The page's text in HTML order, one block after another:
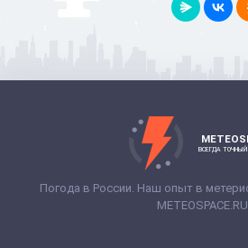
ВСЕГДА ТОЧНЫЙ
Погода в России. Наш опыт в
METEOSPACE.RU